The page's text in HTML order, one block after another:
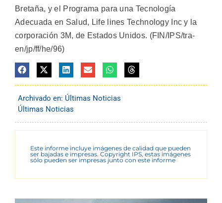
Bretaña, y el Programa para una Tecnología
Adecuada en Salud, Life lines Technology Inc y la
corporación 3M, de Estados Unidos. (FIN/IPS/tra-
en/jp/ff/he/96)
Archivado en: Últimas Noticias
Últimas Noticias
Este informe incluye imágenes de calidad que pueden
ser bajadas e impresas. Copyright IPS, estas imágenes
sólo pueden ser impresas junto con este informe